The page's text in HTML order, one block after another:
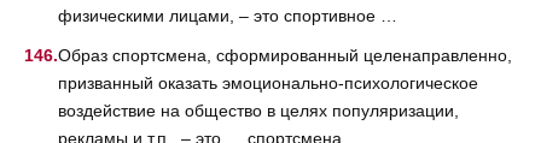
физическими лицами, – это спортивное …
Образ спортсмена, сформированный целенаправленно,
призванный оказать эмоционально-психологическое
воздействие на общество в целях популяризации,
рекламы и т.п., – это … спортсмена